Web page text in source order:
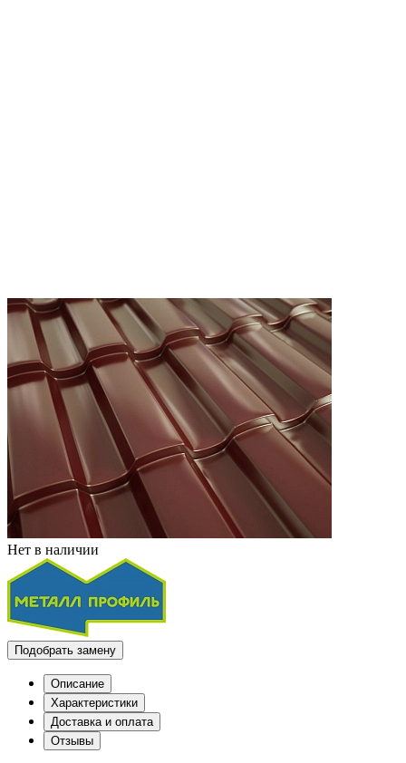
Нет в наличии
Подобрать замену
Описание
Характеристики
Доставка и оплата
Отзывы